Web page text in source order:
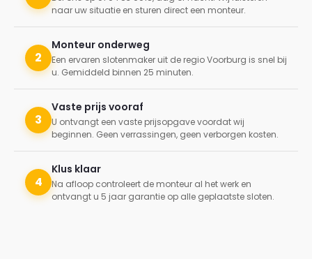
naar uw situatie en sturen direct een monteur.
2
Monteur onderweg
Een ervaren slotenmaker uit de regio Voorburg is snel bij
u. Gemiddeld binnen 25 minuten.
3
Vaste prijs vooraf
U ontvangt een vaste prijsopgave voordat wij
beginnen. Geen verrassingen, geen verborgen kosten.
4
Klus klaar
Na afloop controleert de monteur al het werk en
ontvangt u 5 jaar garantie op alle geplaatste sloten.